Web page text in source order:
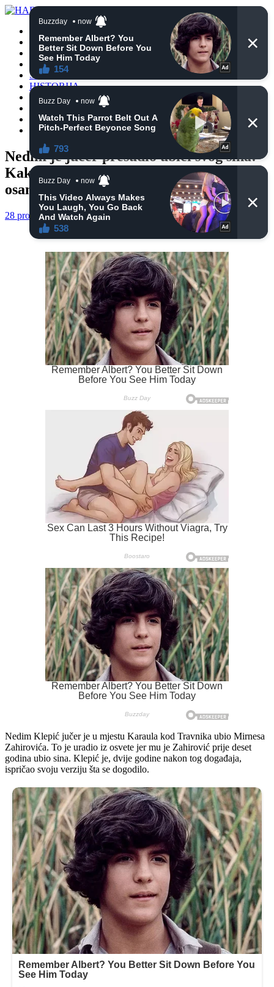
VIJESTI
BIH
TURSKA
SVIJET
HISTORIJA
RELIGIJA
ZANIMLJIVOSTI
CRNA HRONIKA
OBAVIJESTI
Nedim je jučer presudio ubici svog sina:
Kako je o tom događaju pričao prije
osam godina
28 prosinca, 2024 haberhana 0
Nedim Klepić jučer je u mjestu Karaula kod Travnika ubio Mirnesa
Zahirovića. To je uradio iz osvete jer mu je Zahirović prije deset
godina ubio sina. Klepić je, dvije godine nakon tog događaja,
ispričao svoju verziju šta se dogodilo.